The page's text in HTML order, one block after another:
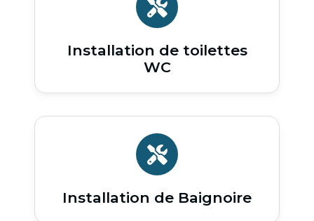
Installation de toilettes
WC
Installation de Baignoire